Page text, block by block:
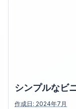
シンプルなビ
作成日: 2024年7月